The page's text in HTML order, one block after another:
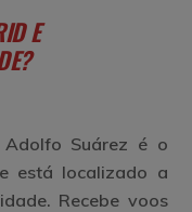
E
Suárez é o
está localizado a
Recebe voos